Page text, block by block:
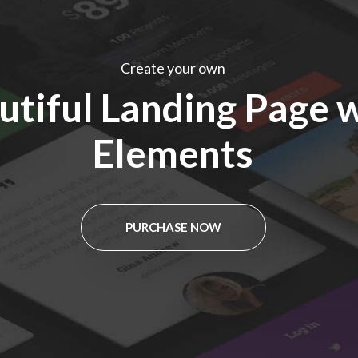
Create your own
Landing Page
Elements
PURCHASE NOW